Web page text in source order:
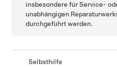
insbesondere für Service-
unabhängigen
durchgeführt werden.
Selbsthilfe